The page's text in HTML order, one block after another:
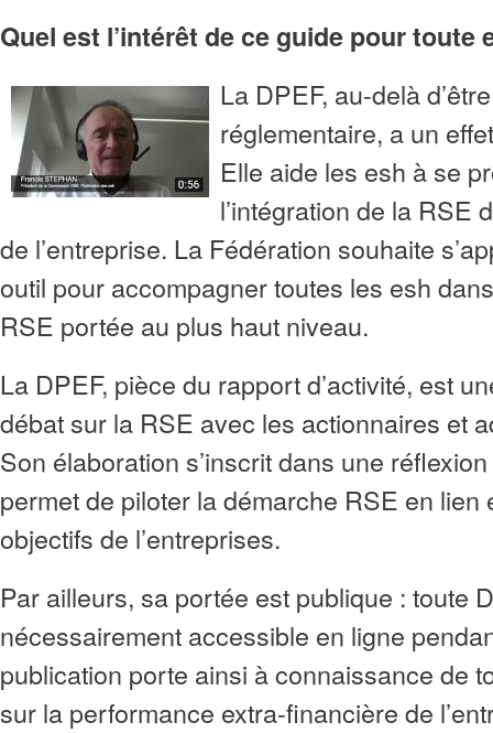
Quel est l’intérêt de ce guide pour toute
La DPEF, au-delà
réglementaire, a un
Elle aide les esh à se
l’intégration de la RSE
de l’entreprise. La Fédération souhaite
outil pour accompagner toutes les esh
RSE portée au plus haut niveau.
La DPEF, pièce du rapport d’activité, est
débat sur la RSE avec les actionnaires et
Son élaboration s’inscrit dans une
permet de piloter la démarche RSE en lien
objectifs de l’entreprises.
Par ailleurs, sa portée est publique : toute
nécessairement accessible en ligne
publication porte ainsi à connaissance de
sur la performance extra-financière de